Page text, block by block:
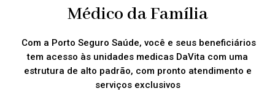
Médico da Família
Com a Porto Seguro Saúde, você e seus beneficiários
tem acesso às unidades medicas DaVita com uma
estrutura de alto padrão, com pronto atendimento e
serviços exclusivos